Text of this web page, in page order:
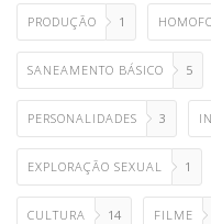
PRODUÇÃO 1
SANEAMENTO BÁSICO 5
PERSONALIDADES 3
EXPLORAÇÃO SEXUAL 1
CULTURA 14 FILME